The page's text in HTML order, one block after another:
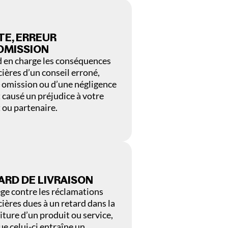
ERREUR
en charge les conséquences
d’un conseil erroné,
omission ou d’une négligence
un préjudice à votre
partenaire.
DE LIVRAISON
contre les réclamations
dues à un retard dans la
d’un produit ou service,